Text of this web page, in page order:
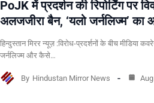
PoJK में प्रदर्शन की रिपोर्टिंग पर
अलजजीरा बैन, ‘यलो जर्नलिज्म’ का
हिन्दुस्तान मिरर न्यूज़ :विरोध-प्रदर्शनों के बीच मीडिया
जर्नलिज्म और कैसे…
By Hindustan Mirror News